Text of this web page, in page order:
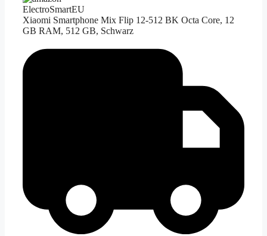
ElectroSmartEU
Xiaomi Smartphone Mix Flip 12-512 BK Octa Core, 12
GB RAM, 512 GB, Schwarz